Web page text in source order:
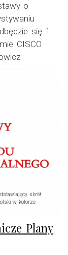
o
się 1
CISCO
skrót
w kolorze
Plany